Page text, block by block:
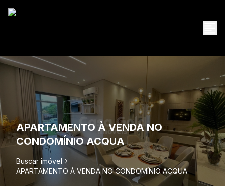
APARTAMENTO À VENDA NO
CONDOMÍNIO ACQUA
Buscar imóvel
APARTAMENTO À VENDA NO CONDOMÍNIO ACQUA